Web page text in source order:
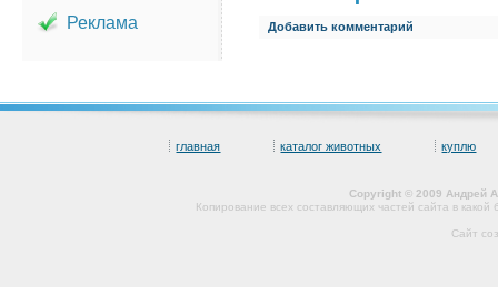
Реклама Добавить комментарий
главная каталог животных куплю
Copyright © 2009 Андрей
Копирование всех составляющих частей сайта в
Сайт